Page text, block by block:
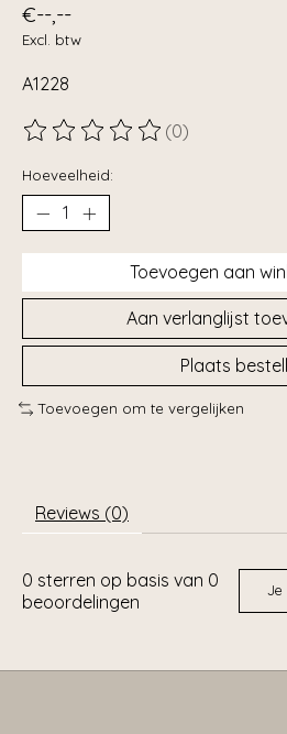
€--,--
Excl. btw
A1228
De beoordeling van dit product is
(0)
Hoeveelheid:
Toevoegen aan
Aan verlanglijst
Plaats
Toevoegen om te vergelijken
Reviews (0)
0 sterren op basis van 0
beoordelingen
Je